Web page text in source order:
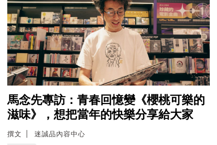
馬念先專訪：青春回憶變《櫻桃可樂的
滋味》，想把當年的快樂分享給大家
撰文 迷誠品內容中心